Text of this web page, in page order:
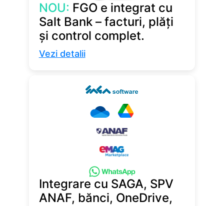
NOU: FGO e integrat cu
Salt Bank – facturi, plăți
și control complet.
Vezi detalii
Integrare cu SAGA, SPV
ANAF, bănci, OneDrive,